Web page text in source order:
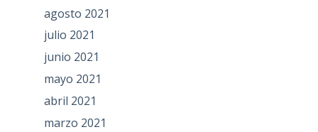
agosto 2021
julio 2021
junio 2021
mayo 2021
abril 2021
marzo 2021